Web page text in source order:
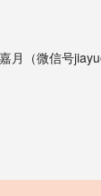
月（微信号